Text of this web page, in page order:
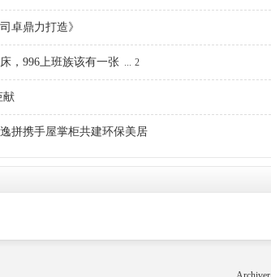
卓鼎力打造》
，996上班族该有一张 ... 2
献
拼携手屋掌柜共建环保美居